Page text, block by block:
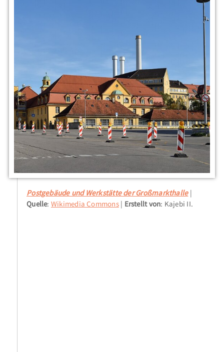
Postgebäude und Werkstätte der Großmarkthalle
Quelle: Wikimedia Commons Erstellt von: Kajebi II.